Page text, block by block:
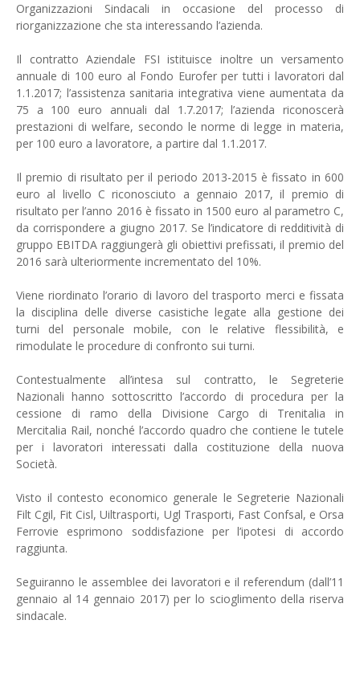
Organizzazioni Sindacali in occasione del processo di
riorganizzazione che sta interessando l’azienda.
Il contratto Aziendale FSI istituisce inoltre un versamento
annuale di 100 euro al Fondo Eurofer per tutti i lavoratori dal
1.1.2017; l’assistenza sanitaria integrativa viene aumentata da
75 a 100 euro annuali dal 1.7.2017; l’azienda riconoscerà
prestazioni di welfare, secondo le norme di legge in materia,
per 100 euro a lavoratore, a partire dal 1.1.2017.
Il premio di risultato per il periodo 2013-2015 è fissato in 600
euro al livello C riconosciuto a gennaio 2017, il premio di
risultato per l’anno 2016 è fissato in 1500 euro al parametro C,
da corrispondere a giugno 2017. Se l’indicatore di redditività di
gruppo EBITDA raggiungerà gli obiettivi prefissati, il premio del
2016 sarà ulteriormente incrementato del 10%.
Viene riordinato l’orario di lavoro del trasporto merci e fissata
la disciplina delle diverse casistiche legate alla gestione dei
turni del personale mobile, con le relative flessibilità, e
rimodulate le procedure di confronto sui turni.
Contestualmente all’intesa sul contratto, le Segreterie
Nazionali hanno sottoscritto l’accordo di procedura per la
cessione di ramo della Divisione Cargo di Trenitalia in
Mercitalia Rail, nonché l’accordo quadro che contiene le tutele
per i lavoratori interessati dalla costituzione della nuova
Società.
Visto il contesto economico generale le Segreterie Nazionali
Filt Cgil, Fit Cisl, Uiltrasporti, Ugl Trasporti, Fast Confsal, e Orsa
Ferrovie esprimono soddisfazione per l’ipotesi di accordo
raggiunta.
Seguiranno le assemblee dei lavoratori e il referendum (dall’11
gennaio al 14 gennaio 2017) per lo scioglimento della riserva
sindacale.